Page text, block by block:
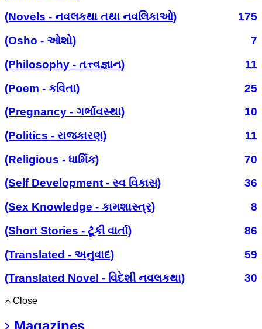
(Novels - નવલકથા તથા નવલિકાઓ)
175
(Osho - ઓશો)
7
(Philosophy - તત્ત્વજ્ઞાન)
11
(Poem - કવિતા)
25
(Pregnancy - ગર્ભાવસ્થા)
10
(Politics - રાજકારણ)
11
(Religious - ધાર્મિક)
70
(Self Development - સ્વ વિકાસ)
36
(Sex Knowledge - કામશાસ્ત્ર)
8
(Short Stories - ટૂંકી વાર્તા)
86
(Translated - અનુવાદ)
59
(Translated Novel - વિદેશી નવલકથા)
30
Close
Magazines